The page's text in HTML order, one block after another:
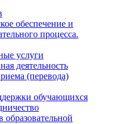
обеспечение и
процесса.
услуги
деятельность
(перевода)
обучающихся